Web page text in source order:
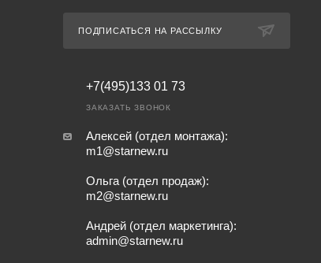
ПОДПИСАТЬСЯ НА РАССЫЛКУ
+7(495)133 01 73
ЗАКАЗАТЬ ЗВОНОК
Алексей (отдел монтажа):
m1@starnew.ru
Ольга (отдел продаж):
m2@starnew.ru
Андрей (отдел маркетинга):
admin@starnew.ru